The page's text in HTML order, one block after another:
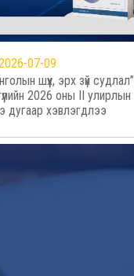
07-09
шүүх, эрх зүй судлал”
2026 оны II улирлын
дугаар хэвлэгдлээ